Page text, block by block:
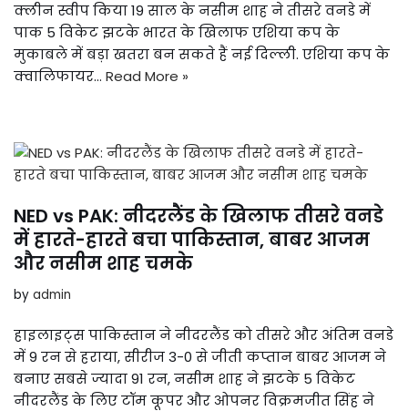
क्लीन स्वीप किया 19 साल के नसीम शाह ने तीसरे वनडे में
पाक 5 विकेट झटके भारत के खिलाफ एशिया कप के
मुकाबले में बड़ा खतरा बन सकते हैं नई दिल्ली. एशिया कप के
क्वालिफायर… Read More »
NED vs PAK: नीदरलैंड के खिलाफ तीसरे वनडे
में हारते-हारते बचा पाकिस्तान, बाबर आजम
और नसीम शाह चमके
by admin
हाइलाइट्स पाकिस्तान ने नीदरलैंड को तीसरे और अंतिम वनडे
में 9 रन से हराया, सीरीज 3-0 से जीती कप्तान बाबर आजम ने
बनाए सबसे ज्यादा 91 रन, नसीम शाह ने झटके 5 विकेट
नीदरलैंड के लिए टॉम कूपर और ओपनर विक्रमजीत सिंह ने